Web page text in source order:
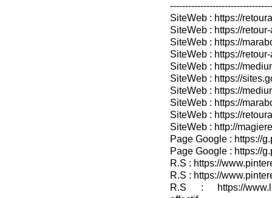
SiteWeb : https://
SiteWeb : https://
SiteWeb : https://
SiteWeb : https://
SiteWeb : https://
SiteWeb : https://
SiteWeb : https://
SiteWeb : https://
SiteWeb : https://
SiteWeb : http://
Page Google : https://
Page Google : https://
R.S : https://
R.S : https://
R.S : https://